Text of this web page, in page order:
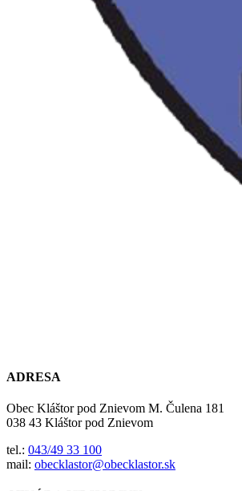
ADRESA
Obec Kláštor pod Znievom M. Čulena 181
038 43 Kláštor pod Znievom
tel.: 043/49 33 100
mail: obecklastor@obecklastor.sk